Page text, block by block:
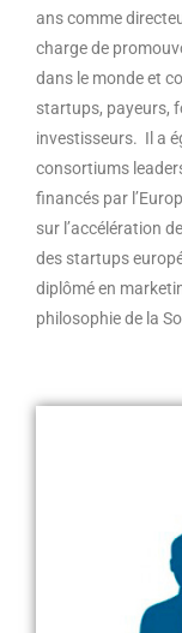
ans comme
charge de
dans le monde et
startups, payeurs,
investisseurs. Il a
consortiums
financés par
sur l’accélération
des startups
diplômé en
philosophie de la